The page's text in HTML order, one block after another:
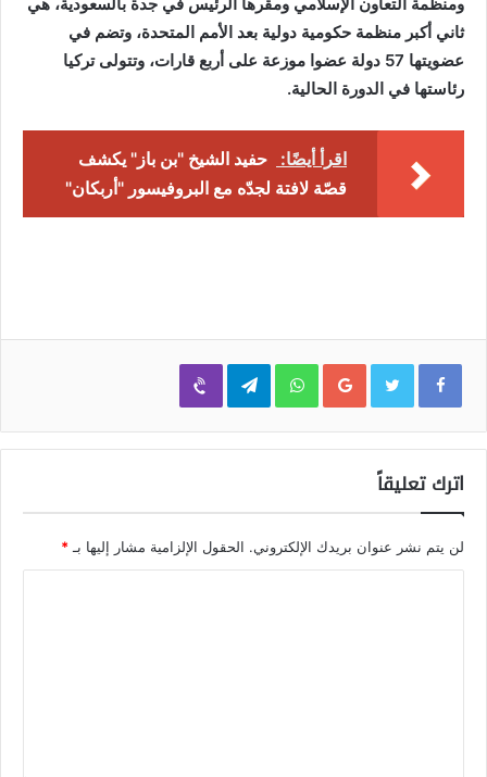
ثاني أكبر منظمة حكومية دولية بعد الأمم المتحدة، وتضم في
عضويتها 57 دولة عضوا موزعة على أربع قارات، وتتولى تركيا
رئاستها في الدورة الحالية.
اقرأ أيضًا:
حفيد الشيخ "بن باز" يكشف
قصّة لافتة لجدّه مع البروفيسور "أربكان"
Google+
WhatsApp
Telegram
Viber
اترك تعليقاً
لن يتم نشر عنوان بريدك الإلكتروني. الحقول الإلزامية مشار إليها بـ *